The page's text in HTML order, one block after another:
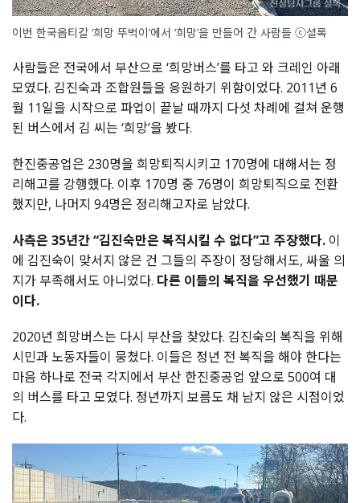
이번 한국옵티칼 ‘희망 뚜벅이’에서 ‘희망’을 만들어 간 사람들 ⓒ셜록
사람들은 전국에서 부산으로 ‘희망버스’를 타고 와 크레인 아래
모였다. 김진숙과 조합원들을 응원하기 위함이었다. 2011년 6
월 11일을 시작으로 파업이 끝날 때까지 다섯 차례에 걸쳐 운행
된 버스에서 김 씨는 ‘희망’을 봤다.
한진중공업은 230명을 희망퇴직시키고 170명에 대해서는 정
리해고를 강행했다. 이후 170명 중 76명이 희망퇴직으로 전환
했지만, 나머지 94명은 정리해고자로 남았다.
사측은 35년간 “김진숙만은 복직시킬 수 없다”고 주장했다. 이
에 김진숙이 맞서지 않은 건 그들의 주장이 정당해서도, 싸울 의
지가 부족해서도 아니었다. 다른 이들의 복직을 우선했기 때문
이다.
2020년 희망버스는 다시 부산을 찾았다. 김진숙의 복직을 위해
시민과 노동자들이 뭉쳤다. 이들은 정년 전 복직을 해야 한다는
마음 하나로 전국 각지에서 부산 한진중공업 앞으로 500여 대
의 버스를 타고 모였다. 정년까지 보름도 채 남지 않은 시점이었
다.